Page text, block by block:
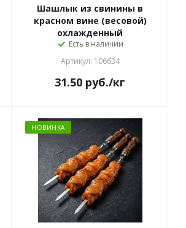
Шашлык из свинины в
красном вине (весовой)
охлажденный
Есть в наличии
Артикул: 106634
31.50 руб./кг
НОВИНКА